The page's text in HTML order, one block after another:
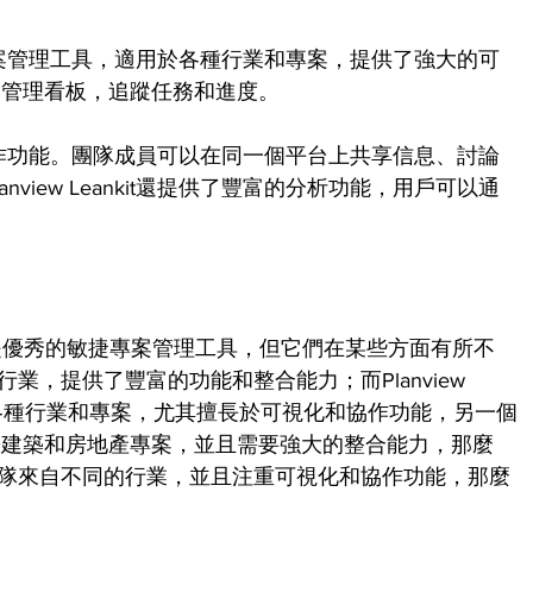
理工具，適用於各種行業和專案，提供了強大的可
理看板，追蹤任務和進度。
能。團隊成員可以在同一個平台上共享信息、討論
Leankit還提供了豐富的分析功能，用戶可以通
秀的敏捷專案管理工具，但它們在某些方面有所不
業，提供了豐富的功能和整合能力；而Planview
行業和專案，尤其擅長於可視化和協作功能，另一個
築和房地產專案，並且需要強大的整合能力，那麼
來自不同的行業，並且注重可視化和協作功能，那麼